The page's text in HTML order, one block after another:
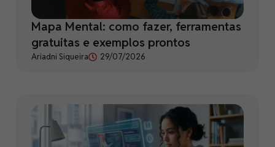
Mapa Mental: como fazer, ferramentas
gratuitas e exemplos prontos
Ariadni Siqueira 29/07/2026